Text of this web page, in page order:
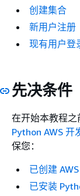
创建集合
新用户注册
现有用户登
先决条件
在开始本教程
Python AWS 开
保您：
已创建
已安装